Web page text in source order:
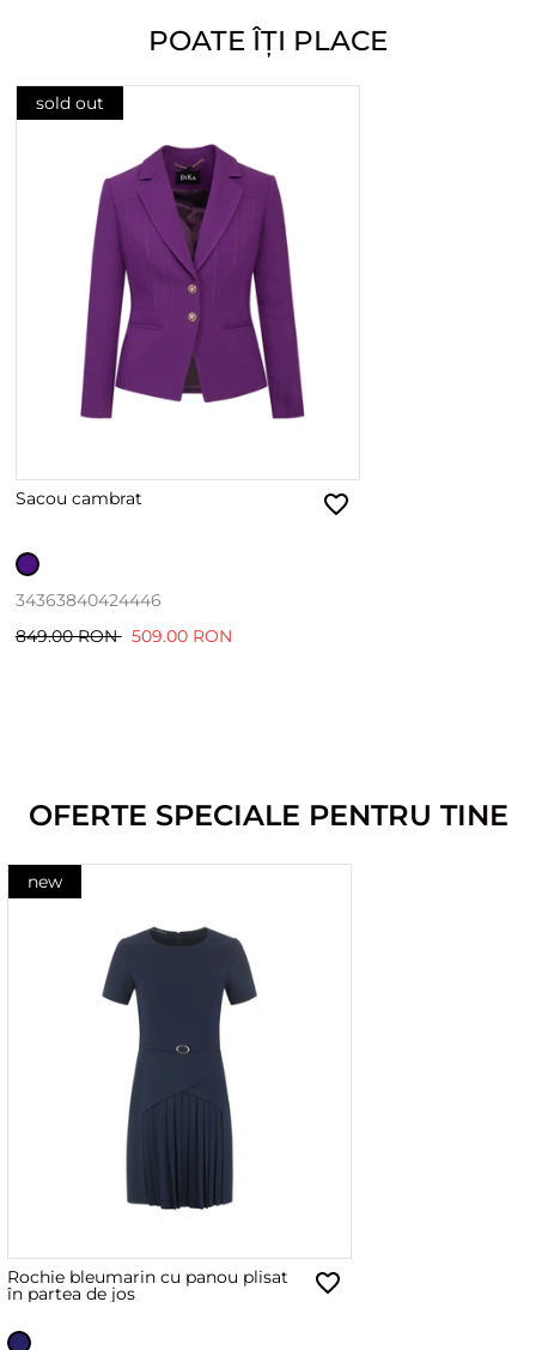
POATE ÎȚI PLACE
sold out
Sacou cambrat
34363840424446
849.00 RON 509.00 RON
OFERTE SPECIALE PENTRU TINE
new
Rochie bleumarin cu panou plisat
în partea de jos